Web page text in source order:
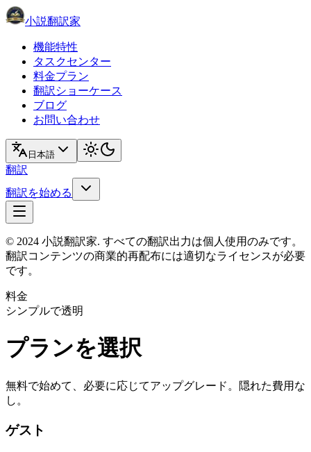
小説翻訳家
機能特性
タスクセンター
料金プラン
翻訳ショーケース
ブログ
お問い合わせ
日本語
翻訳
翻訳を始める
© 2024 小説翻訳家. すべての翻訳出力は個人使用のみです。
翻訳コンテンツの商業的再配布には適切なライセンスが必要
です。
料金
シンプルで透明
プランを選択
無料で始めて、必要に応じてアップグレード。隠れた費用な
し。
ゲスト